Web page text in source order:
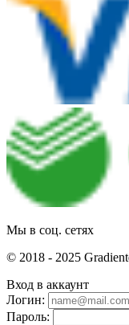
Мы в соц. сетях
© 2018 - 2025
Вход в аккаунт
Логин:
Пароль: